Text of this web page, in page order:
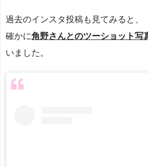
過去のインスタ投稿も見てみると、
確かに角野さんとのツーショット写
いました。